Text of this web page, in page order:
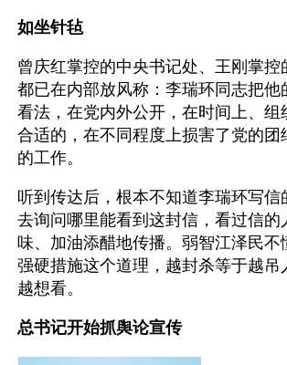
如坐针毡
曾庆红掌控的中央书记处、王刚掌控
都已在内部放风称：李瑞环同志把他
看法，在党内外公开，在时间上、组
合适的，在不同程度上损害了党的团
的工作。
听到传达后，根本不知道李瑞环写信
去询问哪里能看到这封信，看过信的
味、加油添醋地传播。弱智江泽民不
强硬措施这个道理，越封杀等于越吊
越想看。
总书记开始抓舆论宣传